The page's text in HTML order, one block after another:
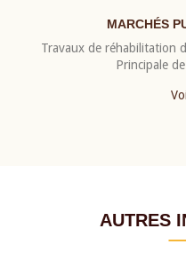
MARCHÉS
Travaux de réhabilitation
Principale
AUTRES